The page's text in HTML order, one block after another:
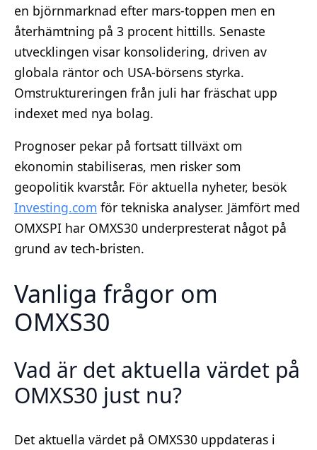
en björnmarknad efter mars-toppen men en
återhämtning på 3 procent hittills. Senaste
utvecklingen visar konsolidering, driven av
globala räntor och USA-börsens styrka.
Omstruktureringen från juli har fräschat upp
indexet med nya bolag.
Prognoser pekar på fortsatt tillväxt om
ekonomin stabiliseras, men risker som
geopolitik kvarstår. För aktuella nyheter, besök
Investing.com för tekniska analyser. Jämfört med
OMXSPI har OMXS30 underpresterat något på
grund av tech-bristen.
Vanliga frågor om
OMXS30
Vad är det aktuella värdet på
OMXS30 just nu?
Det aktuella värdet på OMXS30 uppdateras i